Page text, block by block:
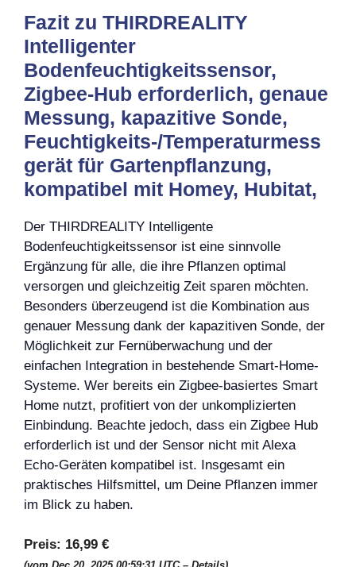
Fazit zu THIRDREALITY
Intelligenter
Bodenfeuchtigkeitssensor,
Zigbee-Hub erforderlich, genaue
Messung, kapazitive Sonde,
Feuchtigkeits-/Temperaturmess
gerät für Gartenpflanzung,
kompatibel mit Homey, Hubitat,
Der THIRDREALITY Intelligente
Bodenfeuchtigkeitssensor ist eine sinnvolle
Ergänzung für alle, die ihre Pflanzen optimal
versorgen und gleichzeitig Zeit sparen möchten.
Besonders überzeugend ist die Kombination aus
genauer Messung dank der kapazitiven Sonde, der
Möglichkeit zur Fernüberwachung und der
einfachen Integration in bestehende Smart-Home-
Systeme. Wer bereits ein Zigbee-basiertes Smart
Home nutzt, profitiert von der unkomplizierten
Einbindung. Beachte jedoch, dass ein Zigbee Hub
erforderlich ist und der Sensor nicht mit Alexa
Echo-Geräten kompatibel ist. Insgesamt ein
praktisches Hilfsmittel, um Deine Pflanzen immer
im Blick zu haben.
Preis: 16,99 €